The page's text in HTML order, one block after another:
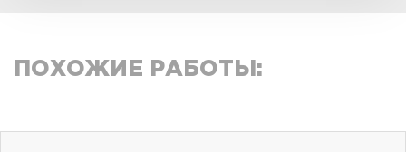
ПОХОЖИЕ РАБОТЫ: